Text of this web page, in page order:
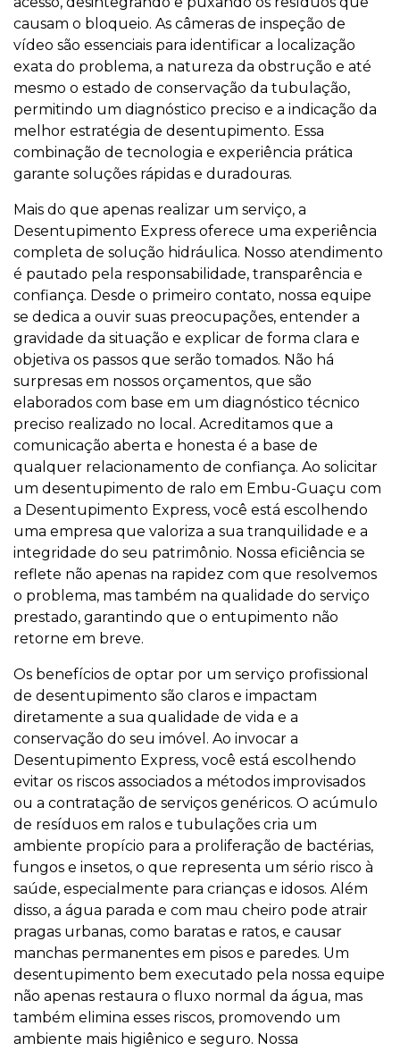
causam o bloqueio. As câmeras de inspeção de
vídeo são essenciais para identificar a localização
exata do problema, a natureza da obstrução e até
mesmo o estado de conservação da tubulação,
permitindo um diagnóstico preciso e a indicação da
melhor estratégia de desentupimento. Essa
combinação de tecnologia e experiência prática
garante soluções rápidas e duradouras.
Mais do que apenas realizar um serviço, a
Desentupimento Express oferece uma experiência
completa de solução hidráulica. Nosso atendimento
é pautado pela responsabilidade, transparência e
confiança. Desde o primeiro contato, nossa equipe
se dedica a ouvir suas preocupações, entender a
gravidade da situação e explicar de forma clara e
objetiva os passos que serão tomados. Não há
surpresas em nossos orçamentos, que são
elaborados com base em um diagnóstico técnico
preciso realizado no local. Acreditamos que a
comunicação aberta e honesta é a base de
qualquer relacionamento de confiança. Ao solicitar
um desentupimento de ralo em Embu-Guaçu com
a Desentupimento Express, você está escolhendo
uma empresa que valoriza a sua tranquilidade e a
integridade do seu patrimônio. Nossa eficiência se
reflete não apenas na rapidez com que resolvemos
o problema, mas também na qualidade do serviço
prestado, garantindo que o entupimento não
retorne em breve.
Os benefícios de optar por um serviço profissional
de desentupimento são claros e impactam
diretamente a sua qualidade de vida e a
conservação do seu imóvel. Ao invocar a
Desentupimento Express, você está escolhendo
evitar os riscos associados a métodos improvisados
ou a contratação de serviços genéricos. O acúmulo
de resíduos em ralos e tubulações cria um
ambiente propício para a proliferação de bactérias,
fungos e insetos, o que representa um sério risco à
saúde, especialmente para crianças e idosos. Além
disso, a água parada e com mau cheiro pode atrair
pragas urbanas, como baratas e ratos, e causar
manchas permanentes em pisos e paredes. Um
desentupimento bem executado pela nossa equipe
não apenas restaura o fluxo normal da água, mas
também elimina esses riscos, promovendo um
ambiente mais higiênico e seguro. Nossa